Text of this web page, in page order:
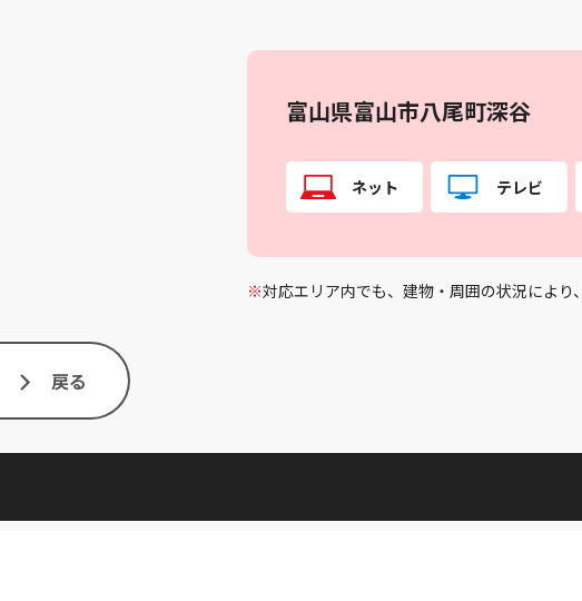
富山県富山市八尾町深谷
ネット テレビ
※対応エリア内でも、建物・周囲の状況により
戻る